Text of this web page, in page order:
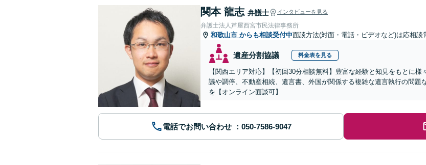
関本 龍志 弁護士 インタビューを見る
弁護士法人芦屋西宮市民法律事務所
和歌山市 からも相談受付中面談方法(対面・電話・ビデオなど)は応相談
遺産分割協議 料金表を見る
【関西エリア対応】【初回30分相談無料】豊富な経験と知見をもとに
議や調停、不動産相続、遺言書、外国が関係する複雑な遺言執行の問
を【オンライン面談可】
電話でお問い合わせ